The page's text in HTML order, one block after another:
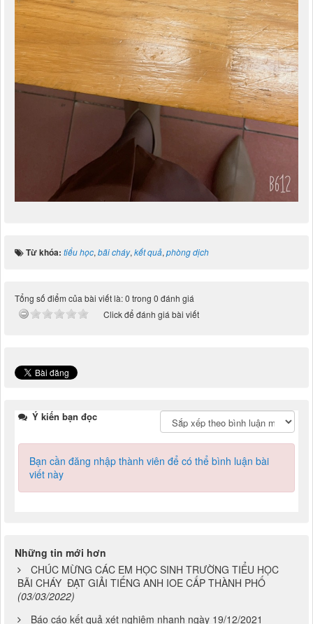
Từ khóa: tiểu học, bãi cháy, kết quả, phòng dịch
Tổng số điểm của bài viết là: 0 trong 0 đánh giá
Click để đánh giá bài viết
Ý kiến bạn đọc
Bạn cần đăng nhập thành viên để có thể bình luận bài
viết này
Những tin mới hơn
CHÚC MỪNG CÁC EM HỌC SINH TRƯỜNG TIỂU HỌC
BÃI CHÁY ĐẠT GIẢI TIẾNG ANH IOE CẤP THÀNH PHỐ
(03/03/2022)
Báo cáo kết quả xét nghiệm nhanh ngày 19/12/2021